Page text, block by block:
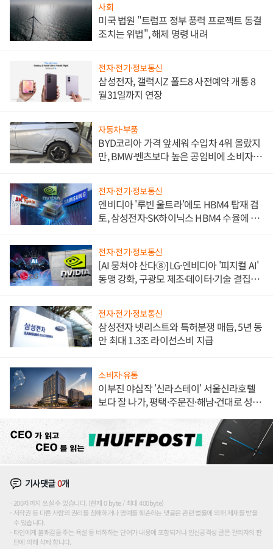
사회
미국 법원 "트럼프 정부 풍력 프로젝트 동결
조치는 위법", 해제 명령 내려
전자·전기·정보통신
삼성전자, 갤럭시Z 폴드8 사전예약 개통 8
월31일까지 연장
자동차·부품
BYD코리아 가격 앞세워 수입차 4위 올랐지
만, BMW·벤츠보다 높은 공임비에 소비자
전자·전기·정보통신
엔비디아 '루빈 울트라'에도 HBM4 탑재 검
토, 삼성전자·SK하이닉스 HBM4 수율에 주
전자·전기·정보통신
[AI 뭉쳐야 산다⑧] LG·엔비디아 '피지컬 AI'
동맹 강화, 구광모 제조·데이터·기술 결집
전자·전기·정보통신
삼성전자 넷리스트와 특허분쟁 매듭, 5년 동
안 최대 1.3조 라이선스비 지급
소비자·유통
이부진 야심작 '신라스테이' 서울신라호텔
보다 잘 나가, 평택·주문진·해남·건대로 성
기사댓글0개
200자까지 쓰실 수 있습니다. (현재 0 byte / 최대 400byte)
저작권 등 다른 사람의 권리를 침해하거나 명예를 훼손하는 댓글은 관련 법률에 의해 제재를 받을
수 있습니다.
타인에게 불쾌감을 주는 욕설 등 비하하는 단어가 내용에 포함되거나 인신공격성 글은 관리자의 판
단에 의해 삭제 합니다.